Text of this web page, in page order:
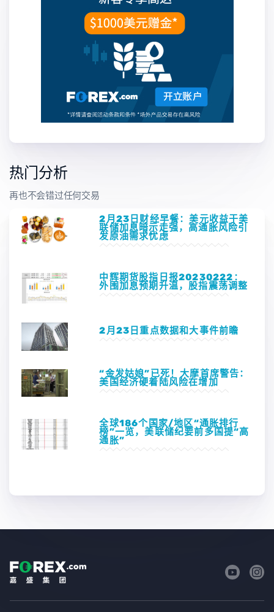
热门分析
再也不会错过任何交易
2月23日财经早餐：美元收益于美
联储加息暗示走强，高通胀风险引
发原油需求忧虑
中辉期货股指日报20230222：
外围加息预期升温，股指震荡调整
2月23日重点数据和大事件前瞻
“金发姑娘”已死！大摩首席警告：
美国经济硬着陆风险在增加
全球186个国家/地区“通胀排行
榜”一览，美联储纪要前多国提“高
通胀”